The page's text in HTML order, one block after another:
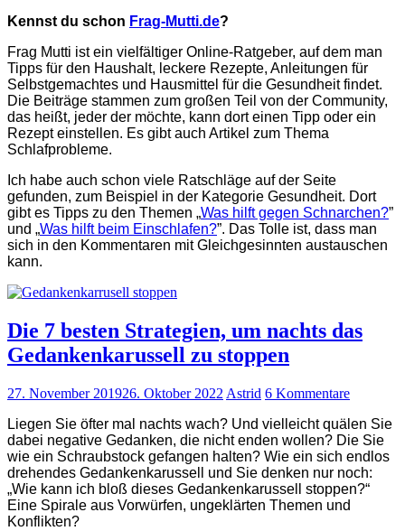
Kennst du schon Frag-Mutti.de?
Frag Mutti ist ein vielfältiger Online-Ratgeber, auf dem man
Tipps für den Haushalt, leckere Rezepte, Anleitungen für
Selbstgemachtes und Hausmittel für die Gesundheit findet.
Die Beiträge stammen zum großen Teil von der Community,
das heißt, jeder der möchte, kann dort einen Tipp oder ein
Rezept einstellen. Es gibt auch Artikel zum Thema
Schlafprobleme.
Ich habe auch schon viele Ratschläge auf der Seite
gefunden, zum Beispiel in der Kategorie Gesundheit. Dort
gibt es Tipps zu den Themen „Was hilft gegen Schnarchen?”
und „Was hilft beim Einschlafen?”. Das Tolle ist, dass man
sich in den Kommentaren mit Gleichgesinnten austauschen
kann.
Die 7 besten Strategien, um nachts das
Gedankenkarussell zu stoppen
27. November 201926. Oktober 2022 Astrid 6 Kommentare
Liegen Sie öfter mal nachts wach? Und vielleicht quälen Sie
dabei negative Gedanken, die nicht enden wollen? Die Sie
wie ein Schraubstock gefangen halten? Wie ein sich endlos
drehendes Gedankenkarussell und Sie denken nur noch:
„Wie kann ich bloß dieses Gedankenkarussell stoppen?“
Eine Spirale aus Vorwürfen, ungeklärten Themen und
Konflikten?